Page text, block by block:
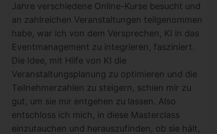
Jahre verschiedene Online-Kurse besucht und
an zahlreichen Veranstaltungen teilgenommen
habe, war ich von dem Versprechen, KI in das
Eventmanagement zu integrieren, fasziniert.
Die Idee, mit Hilfe von KI die
Veranstaltungsplanung zu optimieren und die
Teilnehmerzahlen zu steigern, schien mir zu
gut, um sie mir entgehen zu lassen. Also
entschloss ich mich, in diese Masterclass
einzutauchen und herauszufinden, ob sie hält,